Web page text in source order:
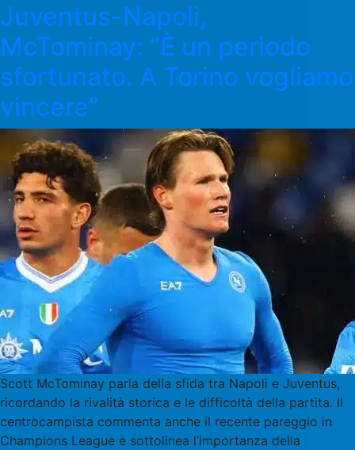
Juventus-Napoli,
McTominay: “È un periodo
sfortunato. A Torino vogliamo
vincere”
Scott McTominay parla della sfida tra Napoli e Juventus,
ricordando la rivalità storica e le difficoltà della partita. Il
centrocampista commenta anche il recente pareggio in
Champions League e sottolinea l’importanza della